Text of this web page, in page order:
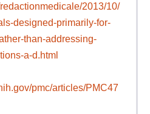
2013/10/
designed-primarily-for-
than-addressing-
a-d.html
pmc/articles/PMC47